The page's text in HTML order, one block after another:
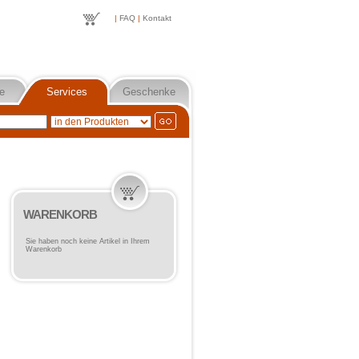
Services Geschenke
| FAQ| Kontakt
WARENKORB
Sie haben noch keine Artikel in Ihrem
Warenkorb